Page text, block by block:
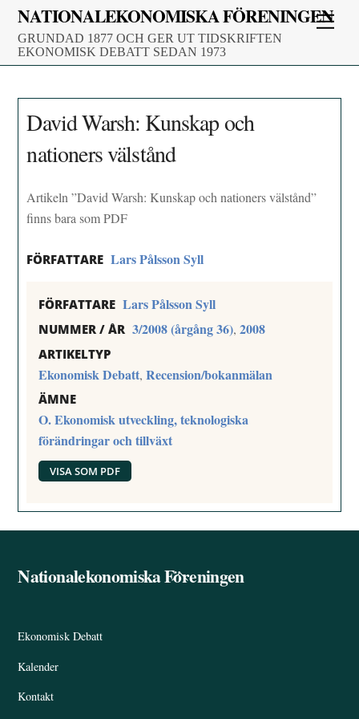
Skip
content
NATIONALEKONOMISKA FÖRENINGEN
GRUNDAD 1877 OCH GER UT TIDSKRIFTEN
EKONOMISK DEBATT SEDAN 1973
David Warsh: Kunskap och
nationers välstånd
Artikeln ”David Warsh: Kunskap och nationers välstånd”
finns bara som PDF
FÖRFATTARE Lars Pålsson Syll
FÖRFATTARE Lars Pålsson Syll
NUMMER / ÅR 3/2008 (årgång 36),2008
ARTIKELTYP
Ekonomisk Debatt,Recension/bokanmälan
ÄMNE
O. Ekonomisk utveckling, teknologiska
förändringar och tillväxt
VISA SOM PDF
Back
Nationalekonomiska Föreningen
Ekonomisk Debatt
Kalender
Kontakt